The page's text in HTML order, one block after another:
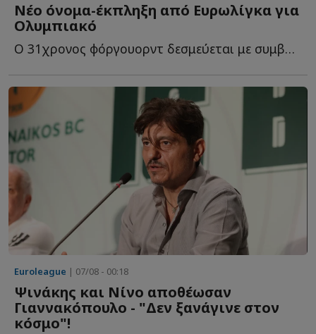
Νέο όνομα-έκπληξη από Ευρωλίγκα για
Ολυμπιακό
O 31χρονος φόργουορντ δεσμεύεται με συμβόλαιο για ακόμη έ...
Euroleague | 07/08 - 00:18
Ψινάκης και Νίνο αποθέωσαν
Γιαννακόπουλο - "Δεν ξανάγινε στον
κόσμο"!